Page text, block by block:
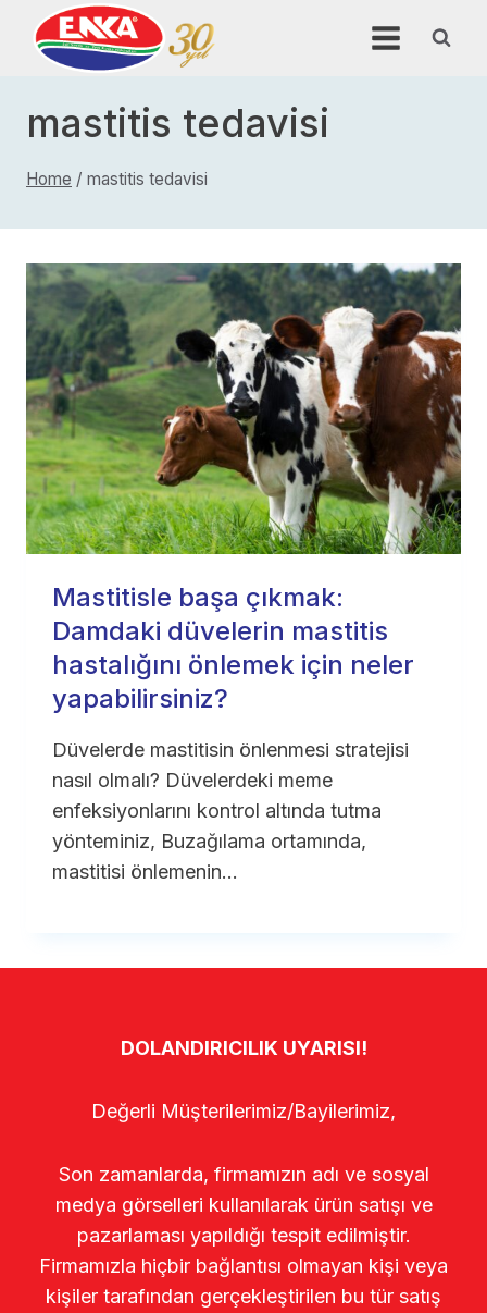
content
mastitis tedavisi
Home / mastitis tedavisi
Mastitisle başa çıkmak:
Damdaki düvelerin mastitis
hastalığını önlemek için neler
yapabilirsiniz?
Düvelerde mastitisin önlenmesi stratejisi
nasıl olmalı? Düvelerdeki meme
enfeksiyonlarını kontrol altında tutma
yönteminiz, Buzağılama ortamında,
mastitisi önlemenin…
DOLANDIRICILIK UYARISI!
Değerli Müşterilerimiz/Bayilerimiz,
Son zamanlarda, firmamızın adı ve sosyal
medya görselleri kullanılarak ürün satışı ve
pazarlaması yapıldığı tespit edilmiştir.
Firmamızla hiçbir bağlantısı olmayan kişi veya
kişiler tarafından gerçekleştirilen bu tür satış